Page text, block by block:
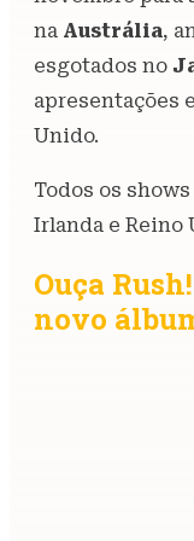
na Austrália,
esgotados no
apresentações
Unido.
Todos os
Irlanda e Reino
Ouça
novo